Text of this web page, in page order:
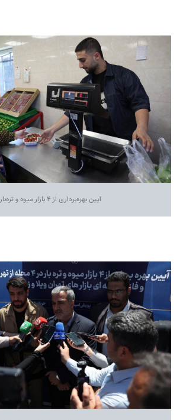
آیین بهره‌برداری از ۴ بازار میوه و تره‌بار